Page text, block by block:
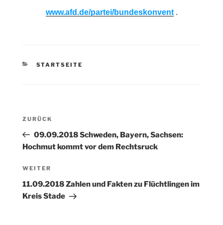
www.afd.de/partei/bundeskonvent.
KATEGORIEN
STARTSEITE
Beitragsnavigation
Vorheriger
Beitrag
ZURÜCK
09.09.2018 Schweden, Bayern, Sachsen:
Hochmut kommt vor dem Rechtsruck
Nächster
Beitrag
WEITER
11.09.2018 Zahlen und Fakten zu Flüchtlingen im
Kreis Stade